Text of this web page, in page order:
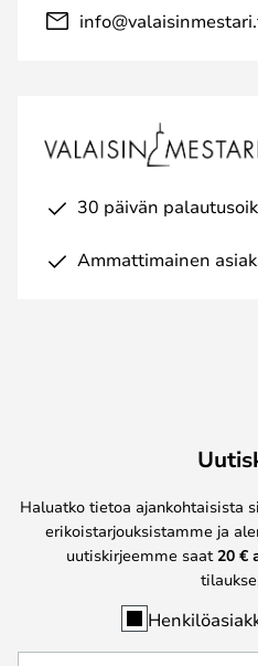
30 päivän
Ammattimainen
Haluatko tietoa ajankohtaisista
erikoistarjouksistamme ja
uutiskirjeemme saat 20 €